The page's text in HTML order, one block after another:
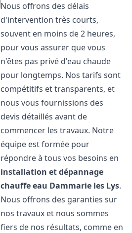
Nous offrons des délais
d'intervention très courts,
souvent en moins de 2 heures,
pour vous assurer que vous
n'êtes pas privé d'eau chaude
pour longtemps. Nos tarifs sont
compétitifs et transparents, et
nous vous fournissions des
devis détaillés avant de
commencer les travaux. Notre
équipe est formée pour
répondre à tous vos besoins en
installation et dépannage
chauffe eau Dammarie les Lys.
Nous offrons des garanties sur
nos travaux et nous sommes
fiers de nos résultats, comme en